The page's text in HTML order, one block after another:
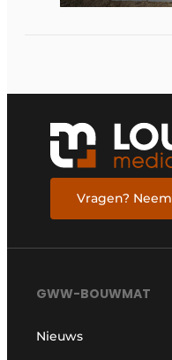
Vragen?
GWW-BOUWMAT
Nieuws